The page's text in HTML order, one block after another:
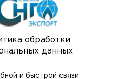
обработки
данных
и быстрой связи